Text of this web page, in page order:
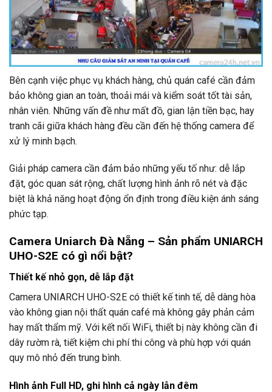
Bên cạnh việc phục vụ khách hàng, chủ quán café cần đảm
bảo không gian an toàn, thoải mái và kiểm soát tốt tài sản,
nhân viên. Những vấn đề như mất đồ, gian lận tiền bạc, hay
tranh cãi giữa khách hàng đều cần đến hệ thống camera để
xử lý minh bạch.
Giải pháp camera cần đảm bảo những yếu tố như: dễ lắp
đặt, góc quan sát rộng, chất lượng hình ảnh rõ nét và đặc
biệt là khả năng hoạt động ổn định trong điều kiện ánh sáng
phức tạp.
Camera Uniarch Đà Nẵng – Sản phẩm UNIARCH
UHO-S2E có gì nổi bật?
Thiết kế nhỏ gọn, dễ lắp đặt
Camera UNIARCH UHO-S2E có thiết kế tinh tế, dễ dàng hòa
vào không gian nội thất quán café mà không gây phản cảm
hay mất thẩm mỹ. Với kết nối WiFi, thiết bị này không cần đi
dây rườm rà, tiết kiệm chi phí thi công và phù hợp với quán
quy mô nhỏ đến trung bình.
Hình ảnh Full HD, ghi hình cả ngày lẫn đêm